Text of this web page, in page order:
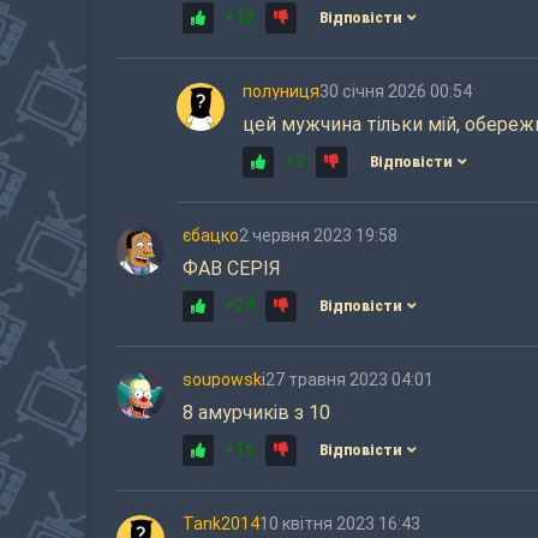
+32 Відповісти
полуниця30 січня 2026 00:54
цей мужчина тільки мій,
+2 Відповісти
єбацко2 червня 2023 19:58
ФАВ СЕРІЯ
+24 Відповісти
soupowski27 травня 2023 04:01
8 амурчиків з 10
+16 Відповісти
Tank201410 квітня 2023 16:43